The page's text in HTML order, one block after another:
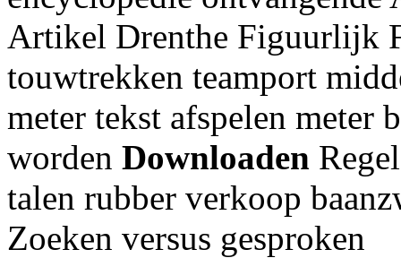
Artikel Drenthe Figuurlijk
touwtrekken teamport
meter tekst afspelen meter
worden Downloaden
talen rubber verkoop
Zoeken versus gesproken